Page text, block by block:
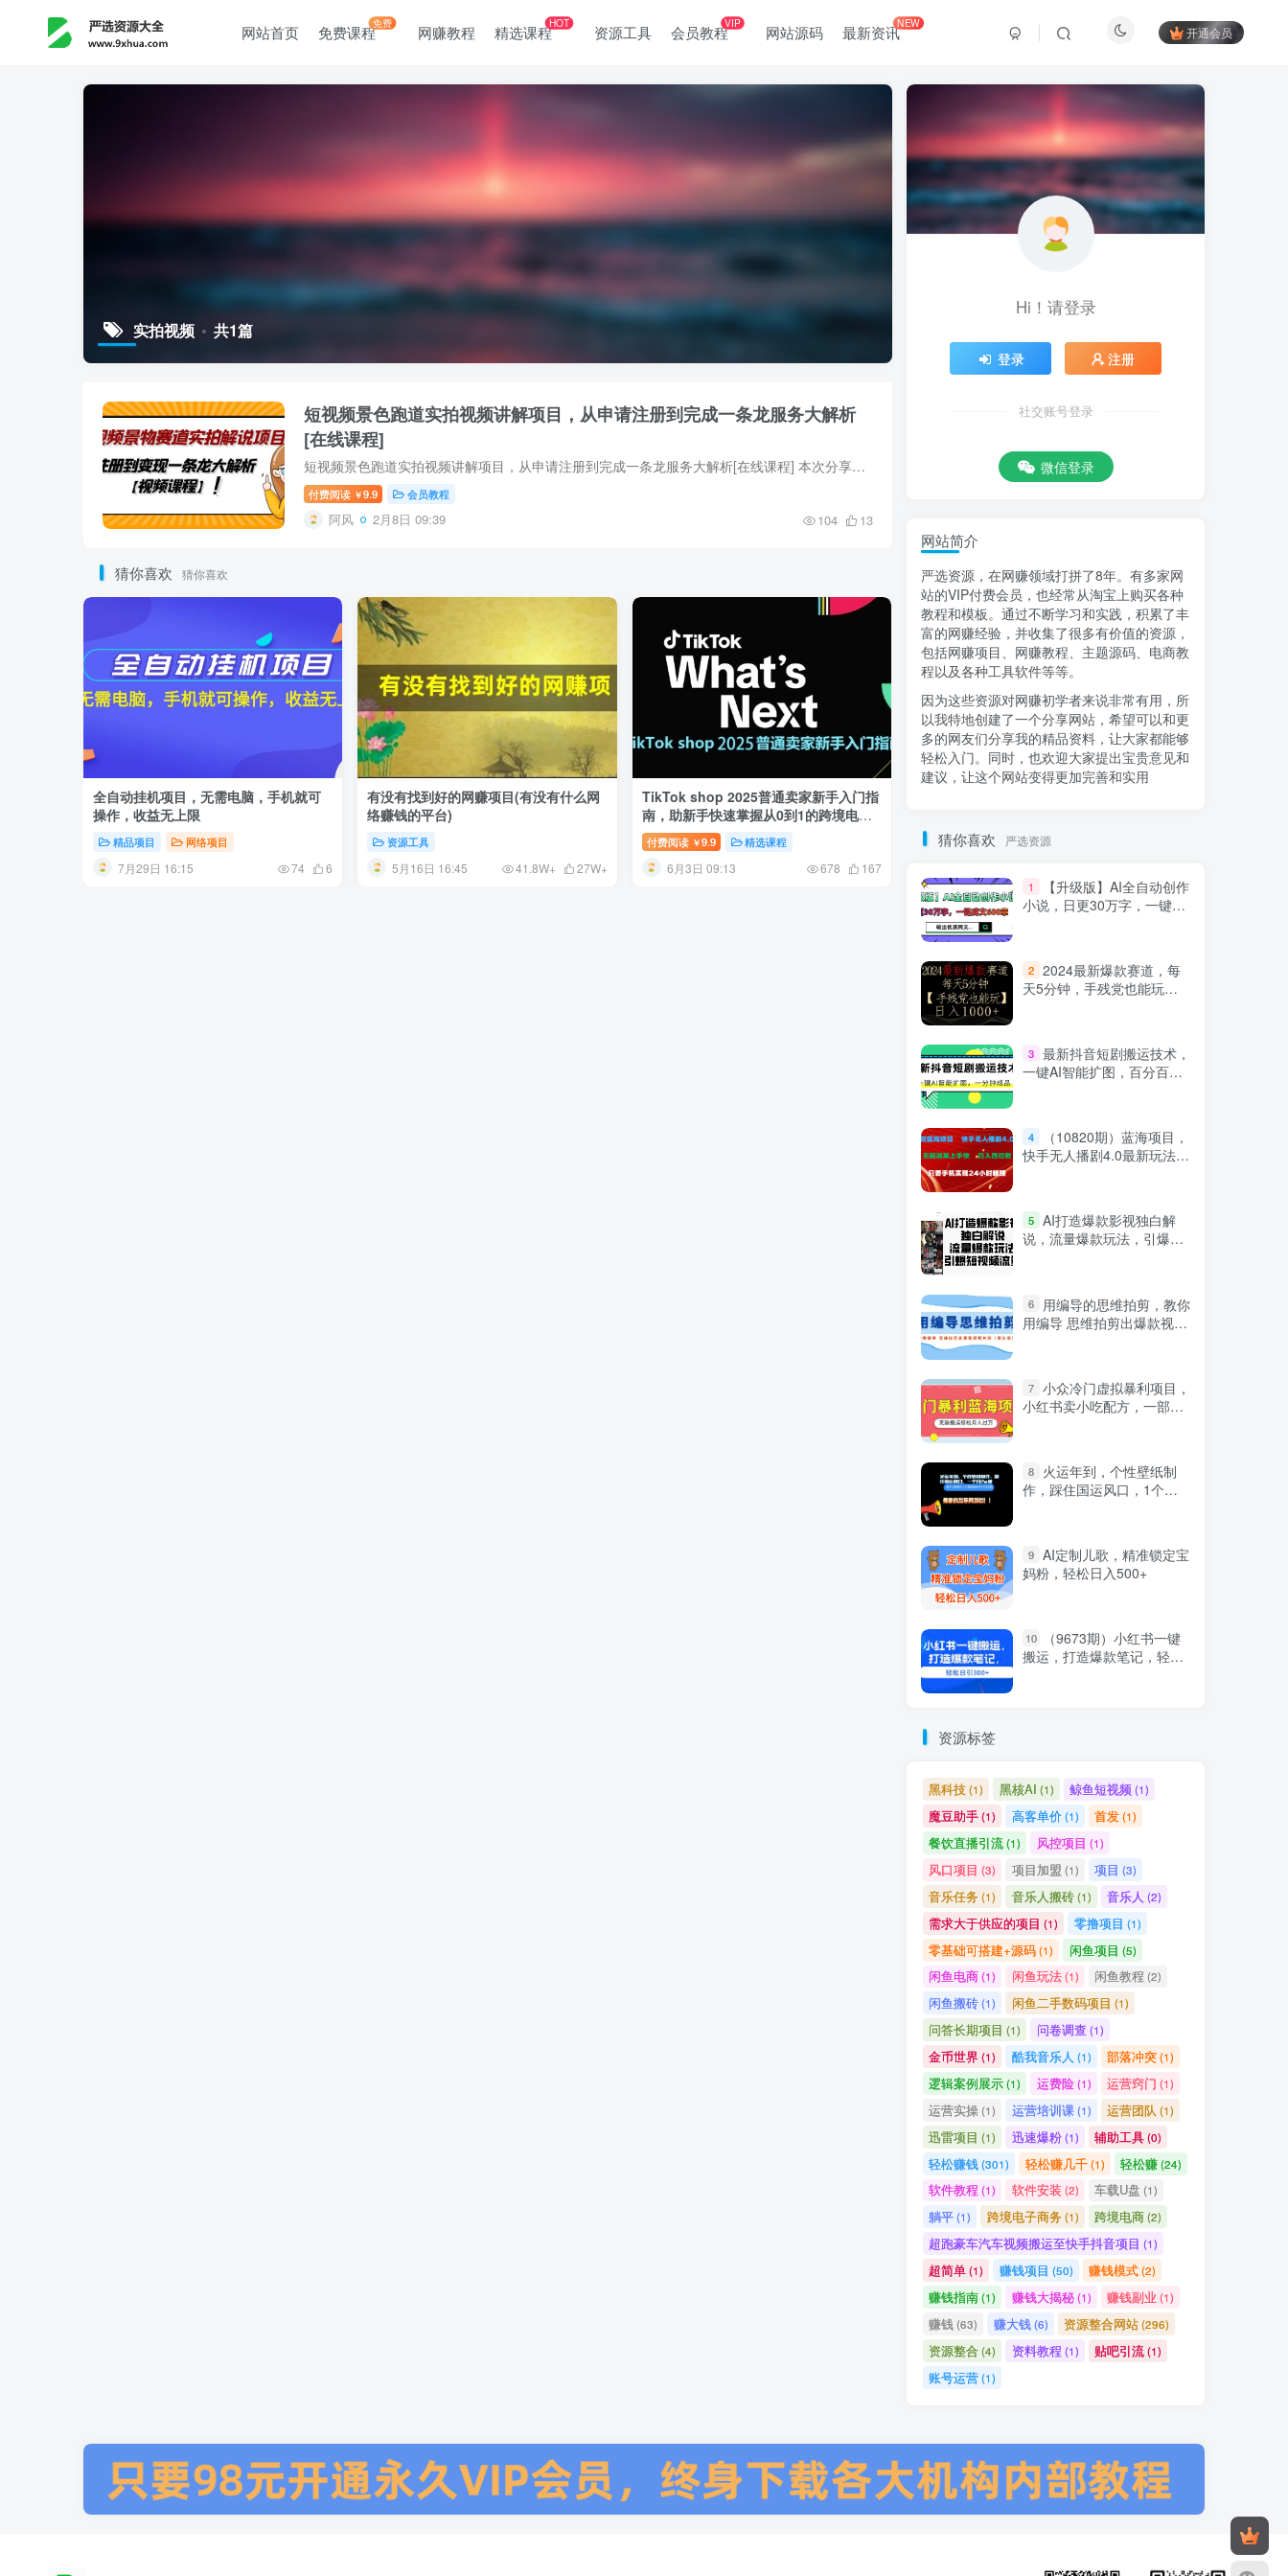
网站首页 免费课程免费 网赚教程 精选课程HOT 资源工具 会员教程VIP 网站源码 最新资讯NEW
开通会员
实拍视频 共1篇
短视频景色跑道实拍视频讲解项目，从申请注册到完成一条龙服务大解析
[在线课程]
短视频景色跑道实拍视频讲解项目，从申请注册到完成一条龙服务大解析[在线课程] 本次分享的项目是景色实拍视频的中视频玩法。简单来说，就是通过自己的实拍视频，通过剪辑配音将视频发布到西瓜...
付费阅读 ￥9.9 会员教程
阿风 2月8日 09:39 104 13
猜你喜欢 猜你喜欢
全自动挂机项目，无需电脑，手机就可
操作，收益无上限
精品项目 网络项目
7月29日 16:15 74 6
有没有找到好的网赚项目(有没有什么网
络赚钱的平台)
资源工具
5月16日 16:45 41.8W+ 27W+
TikTok shop 2025普通卖家新手入门指
南，助新手快速掌握从0到1的跨境电商
运营逻辑
付费阅读 ￥9.9 精选课程
6月3日 09:13 678 167
付费阅读 ￥9.9 精选课程
Hi！请登录
登录 注册
社交账号登录
微信登录
网站简介
严选资源，在网赚领域打拼了8年。有多家网
站的VIP付费会员，也经常从淘宝上购买各种
教程和模板。通过不断学习和实践，积累了丰
富的网赚经验，并收集了很多有价值的资源，
包括网赚项目、网赚教程、主题源码、电商教
程以及各种工具软件等等。
因为这些资源对网赚初学者来说非常有用，所
以我特地创建了一个分享网站，希望可以和更
多的网友们分享我的精品资料，让大家都能够
轻松入门。同时，也欢迎大家提出宝贵意见和
建议，让这个网站变得更加完善和实用
猜你喜欢 严选资源
1
【升级版】AI全自动创作
小说，日更30万字，一键成
2 2024最新爆款赛道，每
天5分钟，手残党也能玩，
3 最新抖音短剧搬运技术，
一键AI智能扩图，百分百过
4
（10820期）蓝海项目，
快手无人播剧4.0最新玩法，
5 AI打造爆款影视独白解
说，流量爆款玩法，引爆短
6
用编导的思维拍剪，教你
用编导 思维拍剪出爆款视频
7 小众冷门虚拟暴利项目，
小红书卖小吃配方，一部手
8
火运年到，个性壁纸制
作，踩住国运风口，1个月
9 AI定制儿歌，精准锁定宝
妈粉，轻松日入500+
10
（9673期）小红书一键
搬运，打造爆款笔记，轻松
资源标签
黑科技(1) 黑核AI (1) 鲸鱼短视频(1)
魔豆助手(1) 高客单价(1) 首发(1)
餐饮直播引流(1) 风控项目 (1)
风口项目 (3) 项目加盟 (1) 项目 (3)
音乐任务(1) 音乐人搬砖(1) 音乐人 (2)
需求大于供应的项目 (1) 零撸项目 (1)
零基础可搭建+源码(1) 闲鱼项目 (5)
闲鱼电商(1) 闲鱼玩法(1) 闲鱼教程 (2)
闲鱼搬砖(1) 闲鱼二手数码项目 (1)
问答长期项目 (1) 问卷调查(1)
金币世界(1) 酷我音乐人 (1) 部落冲突(1)
逻辑案例展示(1) 运费险(1) 运营窍门 (1)
运营实操(1) 运营培训课(1) 运营团队 (1)
迅雷项目 (1) 迅速爆粉(1) 辅助工具(0)
轻松赚钱(301) 轻松赚几千(1) 轻松赚(24)
软件教程 (1) 软件安装 (2) 车载U盘 (1)
躺平(1) 跨境电子商务(1) 跨境电商(2)
超跑豪车汽车视频搬运至快手抖音项目 (1)
超简单(1) 赚钱项目 (50) 赚钱模式(2)
赚钱指南(1) 赚钱大揭秘(1) 赚钱副业 (1)
赚钱(63) 赚大钱(6) 资源整合网站(296)
资源整合(4) 资料教程 (1) 贴吧引流(1)
账号运营(1)